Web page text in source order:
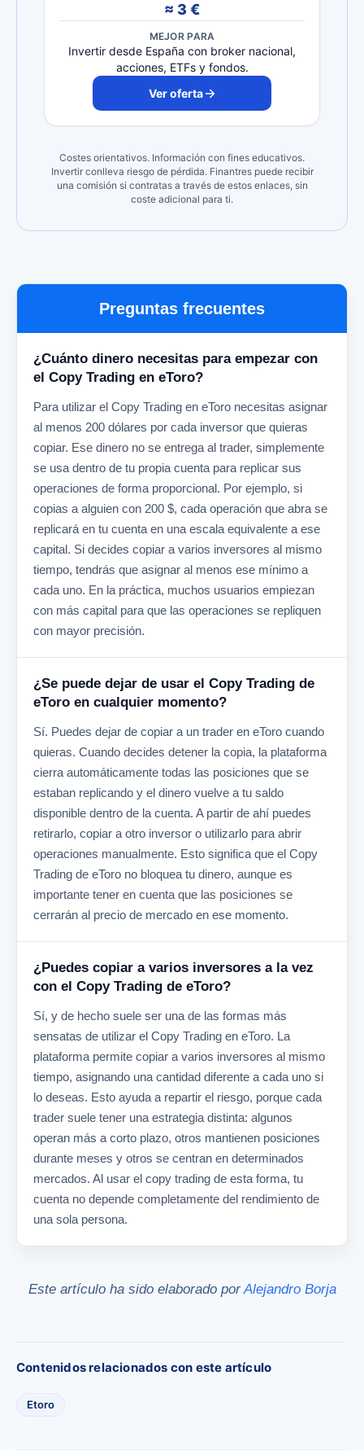
≈ 3 €
MEJOR PARA
Invertir desde España con broker nacional,
acciones, ETFs y fondos.
Ver oferta
Costes orientativos. Información con fines educativos.
Invertir conlleva riesgo de pérdida. Finantres puede recibir
una comisión si contratas a través de estos enlaces, sin
coste adicional para ti.
Preguntas frecuentes
¿Cuánto dinero necesitas para empezar con
el Copy Trading en eToro?
Para utilizar el Copy Trading en eToro necesitas asignar
al menos 200 dólares por cada inversor que quieras
copiar. Ese dinero no se entrega al trader, simplemente
se usa dentro de tu propia cuenta para replicar sus
operaciones de forma proporcional. Por ejemplo, si
copias a alguien con 200 $, cada operación que abra se
replicará en tu cuenta en una escala equivalente a ese
capital. Si decides copiar a varios inversores al mismo
tiempo, tendrás que asignar al menos ese mínimo a
cada uno. En la práctica, muchos usuarios empiezan
con más capital para que las operaciones se repliquen
con mayor precisión.
¿Se puede dejar de usar el Copy Trading de
eToro en cualquier momento?
Sí. Puedes dejar de copiar a un trader en eToro cuando
quieras. Cuando decides detener la copia, la plataforma
cierra automáticamente todas las posiciones que se
estaban replicando y el dinero vuelve a tu saldo
disponible dentro de la cuenta. A partir de ahí puedes
retirarlo, copiar a otro inversor o utilizarlo para abrir
operaciones manualmente. Esto significa que el Copy
Trading de eToro no bloquea tu dinero, aunque es
importante tener en cuenta que las posiciones se
cerrarán al precio de mercado en ese momento.
¿Puedes copiar a varios inversores a la vez
con el Copy Trading de eToro?
Sí, y de hecho suele ser una de las formas más
sensatas de utilizar el Copy Trading en eToro. La
plataforma permite copiar a varios inversores al mismo
tiempo, asignando una cantidad diferente a cada uno si
lo deseas. Esto ayuda a repartir el riesgo, porque cada
trader suele tener una estrategia distinta: algunos
operan más a corto plazo, otros mantienen posiciones
durante meses y otros se centran en determinados
mercados. Al usar el copy trading de esta forma, tu
cuenta no depende completamente del rendimiento de
una sola persona.
Este artículo ha sido elaborado porAlejandro Borja
Contenidos relacionados con este artículo
Etoro